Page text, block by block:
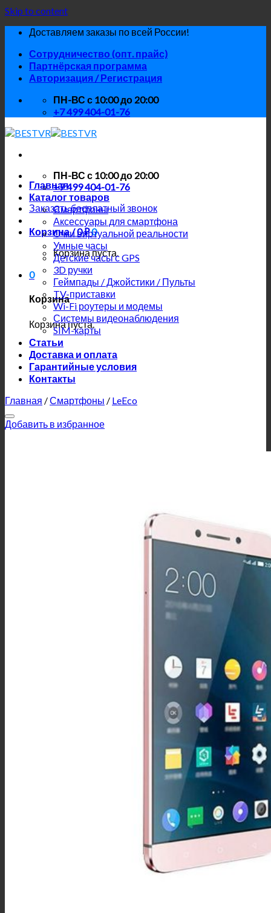
Skip to content
Доставляем заказы по всей России!
Сотрудничество (опт. прайс)
Партнёрская программа
Авторизация / Регистрация
ПН-ВС с 10:00 до 20:00
+7 499 404-01-76
ПН-ВС с 10:00 до 20:00
+7 499 404-01-76
Заказать бесплатный звонок
Корзина /0₽0
Корзина пуста.
0
Корзина
Корзина пуста.
Главная
Каталог товаров
Смартфоны
Аксессуары для смартфона
Очки виртуальной реальности
Умные часы
Детские часы с GPS
3D ручки
Геймпады / Джойстики / Пульты
TV-приставки
Wi-Fi роутеры и модемы
Системы видеонаблюдения
SIM-карты
Статьи
Доставка и оплата
Гарантийные условия
Контакты
Главная /Смартфоны / LeEco
Добавить в избранное